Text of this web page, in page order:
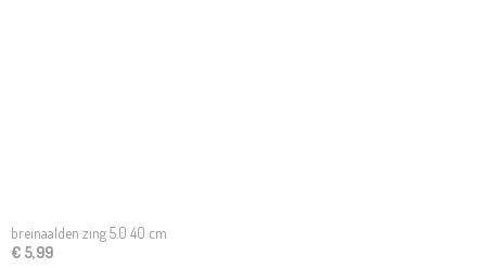
breinaalden zing 5.0 40 cm
€ 5,99